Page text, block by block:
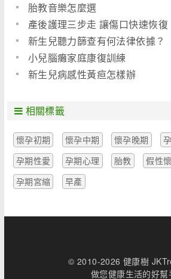
胎教音樂怎麼選
產後護理三步走 讓傷口快速恢復
新生兒聽力篩查有何法律依據？
小兒腦癱家庭康復訓練
新生兒病感性黃疸怎樣辦
相關標籤
懷孕初期 懷孕中期 懷孕晚期
孕期性愛
孕期心理 胎教 假性
孕期宮縮
早產
© 2010-2026 健康樹
做您健康生活的好幫